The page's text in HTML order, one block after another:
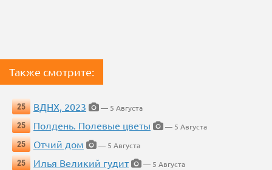
Также смотрите:
25 ВДНХ, 2023
— 5 Августа
25
Полдень. Полевые цветы
— 5 Августа
25
Отчий дом
— 5 Августа
25
Илья Великий гудит
— 5 Августа